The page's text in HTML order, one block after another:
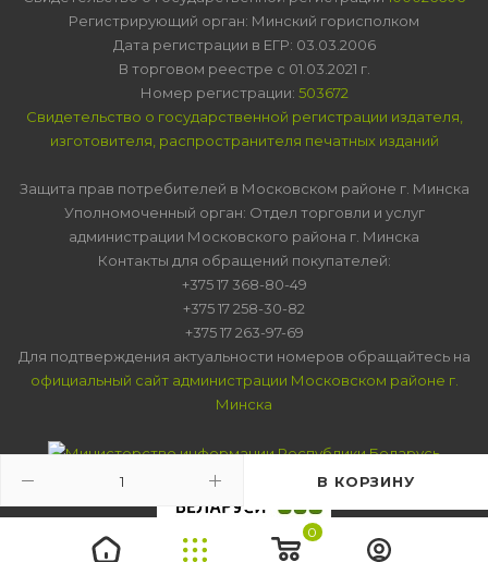
В КОРЗИНУ
0
Регистрирующий орган: Минский горисполком
Дата регистрации в ЕГР: 03.03.2006
В торговом реестре с 01.03.2021 г.
Номер регистрации: 503672
Свидетельство о государственной регистрации издателя,
изготовителя, распространителя печатных изданий
Защита прав потребителей в Московском районе г. Минска
Уполномоченный орган: Отдел торговли и услуг
администрации Московского района г. Минска
Контакты для обращений покупателей:
+375 17 368-80-49
+375 17 258-30-82
+375 17 263-97-69
Для подтверждения актуальности номеров обращайтесь на
официальный сайт администрации Московском районе г.
Минска